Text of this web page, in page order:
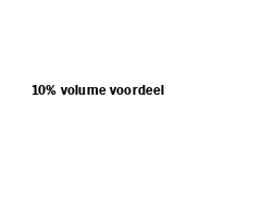
10% volume voordeel